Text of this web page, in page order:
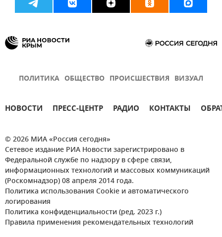
ПОЛИТИКА ОБЩЕСТВО ПРОИСШЕСТВИЯ ВИЗУАЛ
НОВОСТИ ПРЕСС-ЦЕНТР РАДИО КОНТАКТЫ
© 2026 МИА «Россия сегодня»
Сетевое издание РИА Новости зарегистрировано в
Федеральной службе по надзору в сфере связи,
информационных технологий и массовых коммуникаций
(Роскомнадзор) 08 апреля 2014 года.
Политика использования Cookie и автоматического
логирования
Политика конфиденциальности (ред. 2023 г.)
Правила применения рекомендательных технологий